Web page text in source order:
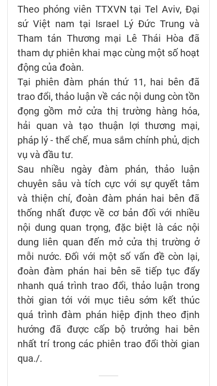
Theo phóng viên TTXVN tại Tel Aviv, Đại
sứ Việt nam tại Israel Lý Đức Trung và
Tham tán Thương mại Lê Thái Hòa đã
tham dự phiên khai mạc cùng một số hoạt
động của đoàn.
Tại phiên đàm phán thứ 11, hai bên đã
trao đổi, thảo luận về các nội dung còn tồn
đọng gồm mở cửa thị trường hàng hóa,
hải quan và tạo thuận lợi thương mại,
pháp lý - thể chế, mua sắm chính phủ, dịch
vụ và đầu tư.
Sau nhiều ngày đàm phán, thảo luận
chuyên sâu và tích cực với sự quyết tâm
và thiện chí, đoàn đàm phán hai bên đã
thống nhất được về cơ bản đối với nhiều
nội dung quan trọng, đặc biệt là các nội
dung liên quan đến mở cửa thị trường ở
mỗi nước. Đối với một số vấn đề còn lại,
đoàn đàm phán hai bên sẽ tiếp tục đẩy
nhanh quá trình trao đổi, thảo luận trong
thời gian tới với mục tiêu sớm kết thúc
quá trình đàm phán hiệp định theo định
hướng đã được cấp bộ trưởng hai bên
nhất trí trong các phiên trao đổi thời gian
qua./.